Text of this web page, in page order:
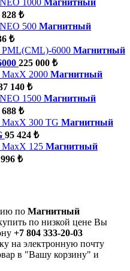
828 ₺
Магнитный
₺
Магнитный
225 000 ₺
Магнитный
140 ₺
Магнитный
688 ₺
Магнитный
95 424 ₺
Магнитный
₺
по Магнитный
по низкой цене Вы
+7 804 333-20-03
на электронную почту
в "Вашу корзину" и